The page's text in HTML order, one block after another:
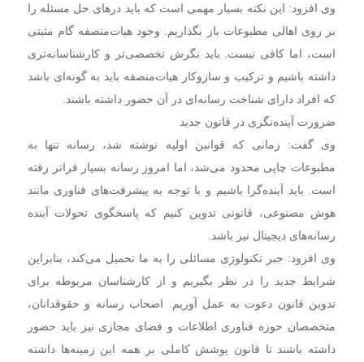
وی افزود: این نکته بسیار مهمی است که باید درهای حل مسئله را
بر روی اهالی مطبوعات باز بگذاریم. وجود هیات‌منصفه گام مثبتی
است، اما کافی نیست. باید نگرش تخصصی‌تر و کارشناسانه‌تری
داشته باشیم و ترکیب و سازوکار هیات‌منصفه باید به گونه‌ای باشد
که افراد دارای شناخت رسانه‌ای در آن حضور داشته باشند.
ضرورت آینده‌نگری در قانون جدید
وی گفت: زمانی که قوانین اولیه نوشته شد، رسانه تنها به
مطبوعات چاپی محدود می‌شد، اما امروز رسانه بسیار فراتر رفته
است. باید آینده‌گرا باشیم و با توجه به پیشرفت‌های فناوری مانند
هوش مصنوعی، قانونی تدوین کنیم که پاسخگوی تحولات آینده
رسانه‌های دیجیتال نیز باشد.
وی افزود: جبر تکنولوژی مسائلی را به ما تحمیل می‌کند، بنابراین
شرایط جدید را در نظر بگیریم و از کارشناسان مربوطه برای
تدوین قانون دعوت به عمل آوریم. اصحاب رسانه و حقوقدانان،
متخصصان حوزه فناوری اطلاعات و فضای مجازی نیز باید حضور
داشته باشند تا قانون پوشش کاملی بر همه این زمینه‌ها داشته